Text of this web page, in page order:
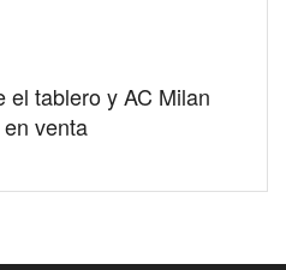
el tablero y AC Milan
venta